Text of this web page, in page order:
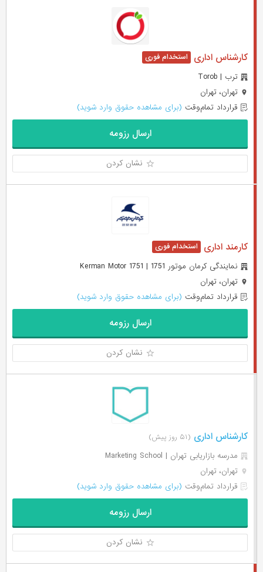
کارشناس اداری
ترب | Torob
تهران، تهران
قرارداد تمام‌وقت (برای مشاهده حقوق وارد شوید)
ارسال رزومه
نشان کردن
کارمند اداری
نمایندگی کرمان موتور 1751 | Kerman Motor 1751
تهران، تهران
قرارداد تمام‌وقت (برای مشاهده حقوق وارد شوید)
ارسال رزومه
نشان کردن
کارشناس اداری (۵۱ روز پیش)
مدرسه بازاریابی تهران | Marketing School
تهران، تهران
قرارداد تمام‌وقت (برای مشاهده حقوق وارد شوید)
ارسال رزومه
نشان کردن